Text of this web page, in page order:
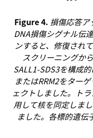
Figure 4. 損傷応答ア
DNA損傷シグナル伝
ンすると、修復され
スクリーニングか
SALL1-SDS3を構成
またはRRM2をター
ェクトしました。ト
用して核を同定しま
ました。各標的遺